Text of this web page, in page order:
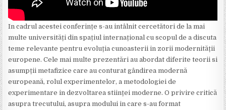
In cadrul acestei conferințe s-au intâlnit cercetători de la mai
multe universități din spațiul internațional cu scopul de a discuta
teme relevante pentru evoluția cunoasterii in zorii modernității
europene. Cele mai multe prezentări au abordat diferite teorii si
asumpții metafizice care au conturat gândirea modernă
europeană, rolul experimentelor, a metodologiei de
experimentare in dezvoltarea stiinței moderne. O privire critică
asupra trecutului, asupra modului in care s-au format